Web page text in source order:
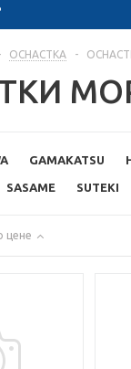
ОСНАСТКА -
GAMAKATSU
SASAME SUTEKI
цене